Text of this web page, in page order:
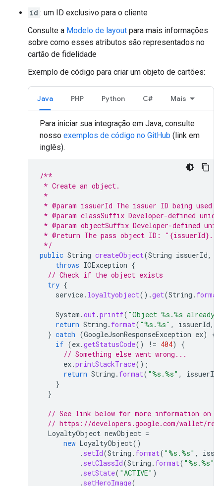
id : um ID exclusivo para o cliente
Consulte a Modelo de layout para mais informações
sobre como esses atributos são representados no
cartão de fidelidade
Exemplo de código para criar um objeto de cartões:
Java PHP Python C# Mais
Para iniciar sua integração em Java, consulte
nosso exemplos de código no GitHub (link em
inglês).
/**
* Create an object.
*
* @param issuerId The issuer ID being
* @param classSuffix Developer-defined
* @param objectSuffix Developer-defined
* @return The pass object ID:
*/
public String createObject(String issuerId,
throws IOException {
// Check if the object exists
try {
service. loyaltyobject().get(String . format
System .out.printf( "Object %s.%s already
return String . format( "%s.%s" , issuerId,
} catch (GoogleJsonResponseException ex)
{
if (ex.getStatusCode() != 404)
{
// Something else went wrong...
ex.printStackTrace();
return String . format( "%s.%s" , issuerId
}
}
// See link below for more information on
// https://developers.google.com/wallet/
LoyaltyObject newObject =
new LoyaltyObject()
. setId(String . format( "%s.%s" ,
. setClassId(String . format( "%s.%s"
. setState( "ACTIVE" )
. setHeroImage(